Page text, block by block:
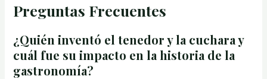
Preguntas Frecuentes
¿Quién inventó el tenedor y la cuchara y
cuál fue su impacto en la historia de la
gastronomía?